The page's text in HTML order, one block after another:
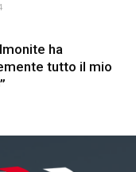
ha
tutto il mio